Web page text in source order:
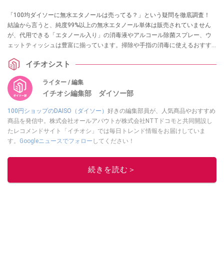
「100均ダイソーに無水エタノールは売ってる？」という疑問を徹底調査！
結論から言うと、純度99%以上の無水エタノール単体は販売されていません
が、代用できる「エタノール入り」の消毒液やアルコール除菌スプレー、ウ
ェットティッシュは豊富に揃っています。掃除や手指の消毒に使えるおすす
イチオシスト
ライター / 編集
イチオシ編集部 ダイソー部
100円ショップのDAISO（ダイソー） 好きの編集部員が、人気商品やおすすめ
商品を発信中。株式会社オールアバウトが株式会社NTTドコモと共同開設し
たレコメンドサイト「イチオシ」では毎日トレンド情報をお届けしていま
す。 Googleニュースでフォロー してください！
このイチオシストの他の記事を読む
続きを読む＞